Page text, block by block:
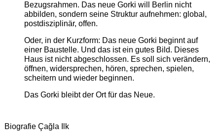
Bezugsrahmen. Das neue Gorki will Berlin nicht
abbilden, sondern seine Struktur aufnehmen: global,
postdisziplinär, offen.
Oder, in der Kurzform: Das neue Gorki beginnt auf
einer Baustelle. Und das ist ein gutes Bild. Dieses
Haus ist nicht abgeschlossen. Es soll sich verändern,
öffnen, widersprechen, hören, sprechen, spielen,
scheitern und wieder beginnen.
Das Gorki bleibt der Ort für das Neue.
Biografie Çağla Ilk